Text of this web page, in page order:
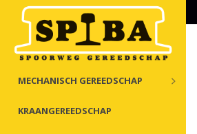
MECHANISCH GEREEDSCHAP
KRAANGEREEDSCHAP